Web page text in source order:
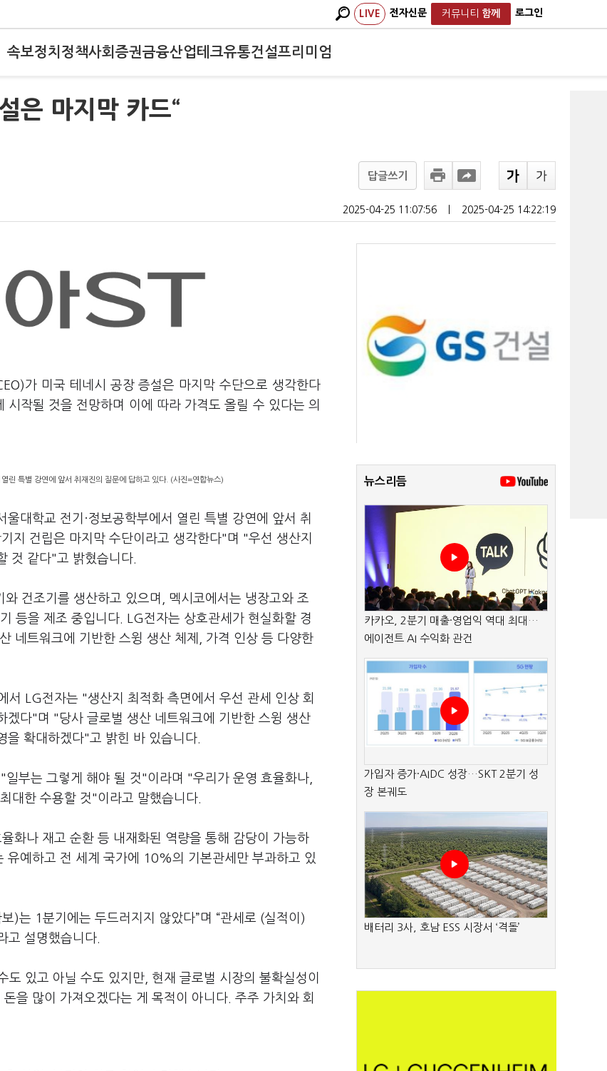
LIVE 전자신문 커뮤니티 함께 로그인
속보정치 정책사회 증권금융산업테크유통건설프리미엄
은 마지막 카드“
답글쓰기
2025-04-25 11:07:56 2025-04-25 14:22:19
가 미국 테네시 공장 증설은 마지막 수단으로 생각한다
작될 것을 전망하며 이에 따라 가격도 올릴 수 있다는 의
린 특별 강연에 앞서 취재진의 질문에 답하고 있다. (사진=연합뉴스)
대학교 전기·정보공학부에서 열린 특별 강연에 앞서 취
지 건립은 마지막 수단이라고 생각한다"며 "우선 생산지
것 같다"고 밝혔습니다.
건조기를 생산하고 있으며, 멕시코에서는 냉장고와 조
등을 제조 중입니다. LG전자는 상호관세가 현실화할 경
네트워크에 기반한 스윙 생산 체제, 가격 인상 등 다양한
LG전자는 "생산지 최적화 측면에서 우선 관세 인상 회
다"며 "당사 글로벌 생산 네트워크에 기반한 스윙 생산
을 확대하겠다"고 밝힌 바 있습니다.
부는 그렇게 해야 될 것"이라며 "우리가 운영 효율화나,
대한 수용할 것"이라고 말했습니다.
화나 재고 순환 등 내재화된 역량을 통해 감당이 가능하
유예하고 전 세계 국가에 10%의 기본관세만 부과하고 있
)는 1분기에는 두드러지지 않았다”며 “관세로 (실적이)
고 설명했습니다.
있고 아닐 수도 있지만, 현재 글로벌 시장의 불확실성이
을 많이 가져오겠다는 게 목적이 아니다. 주주 가치와 회
뉴스리듬
카카오, 2분기 매출·영업익 역대 최대…
에이전트 AI 수익화 관건
가입자 증가·AIDC 성장…SKT 2분기 성
장 본궤도
배터리 3사, 호남 ESS 시장서 ‘격돌’